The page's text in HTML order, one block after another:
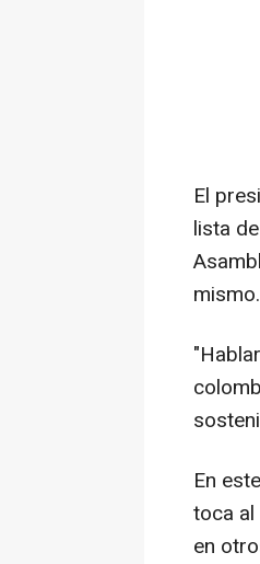
El
lista
mismo.
En
toca al
en